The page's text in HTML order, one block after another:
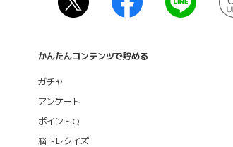
かんたんコンテンツで貯める
ガチャ
アンケート
ポイントQ
脳トレクイズ